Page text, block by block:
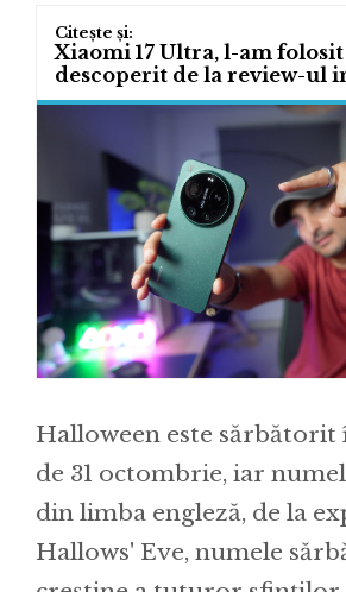
Xiaomi 17 Ultra, l-am
descoperit de la review-ul
Halloween este sărbătorit
de 31 octombrie, iar
din limba engleză, de la
Hallows' Eve, numele